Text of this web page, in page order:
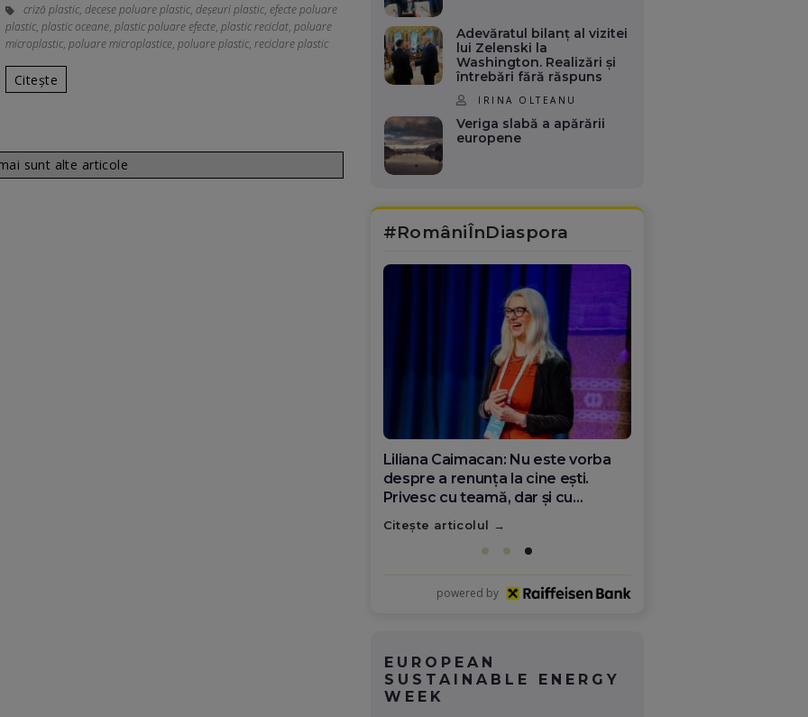
criză plastic, decese poluare plastic, deșeuri plastic, efecte poluare
plastic, plastic oceane, plastic poluare efecte, plastic reciclat, poluare
microplastic, poluare microplastice, poluare plastic, reciclare plastic
Citește
sunt alte articole
Adevăratul bilanț al vizitei
lui Zelenski la
Washington. Realizări și
întrebări fără răspuns
IRINA OLTEANU
Veriga slabă a apărării
europene
#RomâniÎnDiaspora
Diana Olar, românca de la Google
care demonstrează că diaspora
poate schimba România
Citește articolul
powered by
EUROPEAN
SUSTAINABLE ENERGY
WEEK